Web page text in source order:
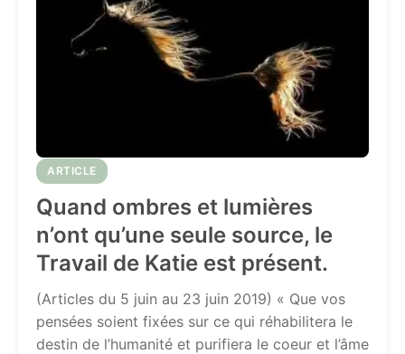
ARTICLE
Quand ombres et lumières
n’ont qu’une seule source, le
Travail de Katie est présent.
(Articles du 5 juin au 23 juin 2019) « Que vos
pensées soient fixées sur ce qui réhabilitera le
destin de l’humanité et purifiera le coeur et l’âme